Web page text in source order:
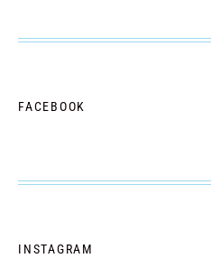
FACEBOOK
INSTAGRAM